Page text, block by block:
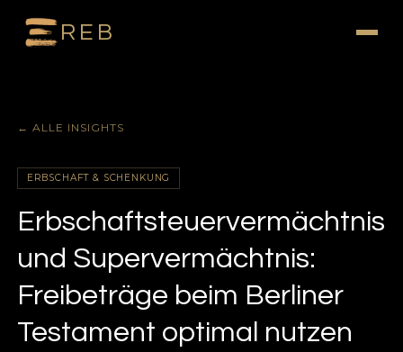
REB
← ALLE INSIGHTS
ERBSCHAFT & SCHENKUNG
Erbschaftsteuervermächtnis
und Supervermächtnis:
Freibeträge beim Berliner
Testament optimal nutzen